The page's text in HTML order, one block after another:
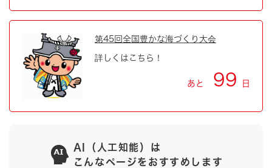
第45回全国豊かな海づくり大会
詳しくはこちら！
あと 99 日
AI（人工知能）は
こんなページをおすすめします